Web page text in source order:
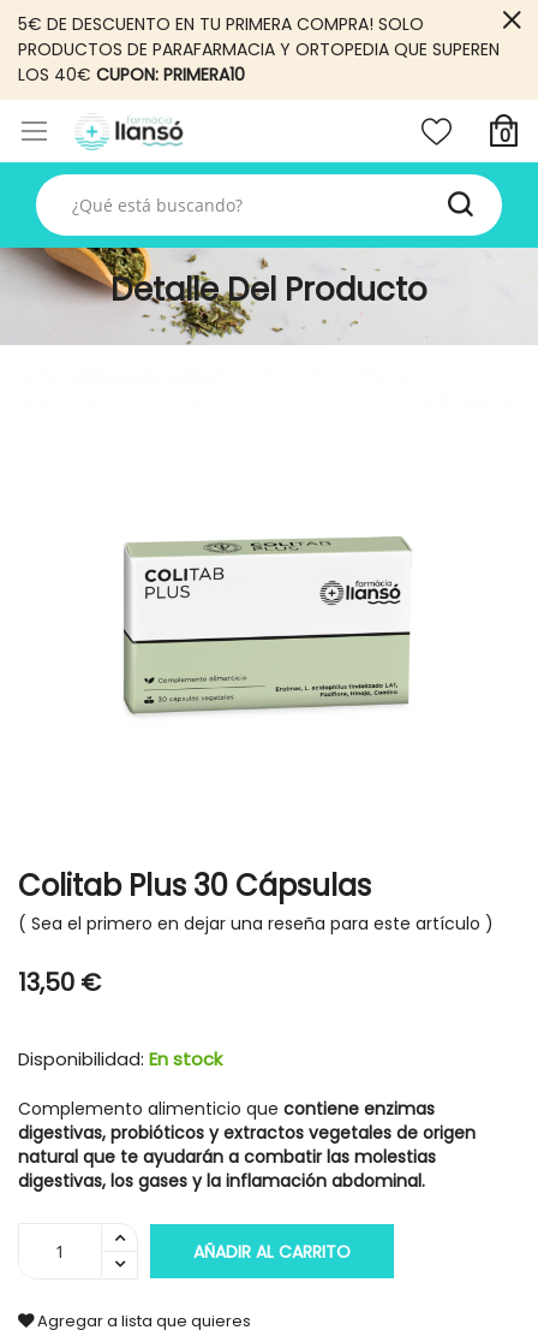
5€ DE DESCUENTO EN TU PRIMERA COMPRA! SOLO
PRODUCTOS DE PARAFARMACIA Y ORTOPEDIA QUE SUPEREN
LOS 40€ CUPON: PRIMERA10
Detalle Del Producto
the
beginning
of
the
images
Colitab Plus 30 Cápsulas
Sea el primero en dejar una reseña para este artículo
13,50 €
Disponibilidad: En stock
Complemento alimenticio que contiene enzimas
digestivas, probióticos y extractos vegetales de origen
natural que te ayudarán a combatir las molestias
digestivas, los gases y la inflamación abdominal.
AÑADIR AL CARRITO
Agregar a lista que quieres